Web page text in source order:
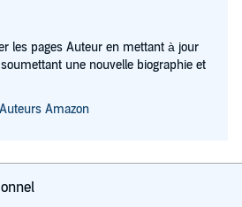
les pages Auteur en mettant à jour
une nouvelle biographie et
Amazon